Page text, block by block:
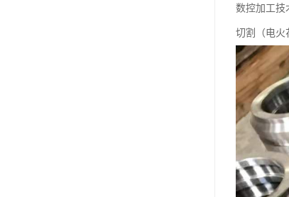
数控加工技
切割（电火